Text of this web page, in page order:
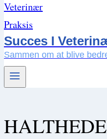
Succes I
Sammen om at blive